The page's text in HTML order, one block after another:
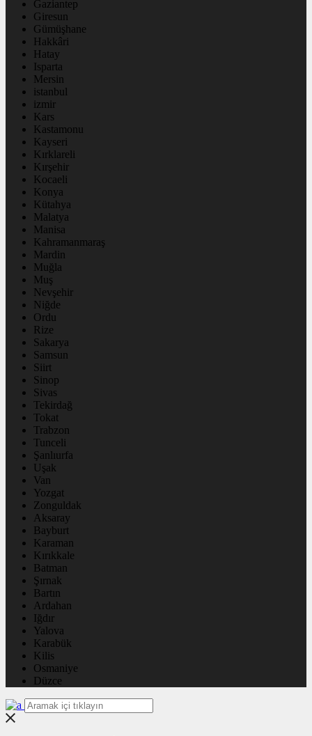
Gaziantep
Giresun
Gümüşhane
Hakkâri
Hatay
Isparta
Mersin
istanbul
izmir
Kars
Kastamonu
Kayseri
Kırklareli
Kırşehir
Kocaeli
Konya
Kütahya
Malatya
Manisa
Kahramanmaraş
Mardin
Muğla
Muş
Nevşehir
Niğde
Ordu
Rize
Sakarya
Samsun
Siirt
Sinop
Sivas
Tekirdağ
Tokat
Trabzon
Tunceli
Şanlıurfa
Uşak
Van
Yozgat
Zonguldak
Aksaray
Bayburt
Karaman
Kırıkkale
Batman
Şırnak
Bartın
Ardahan
Iğdır
Yalova
Karabük
Kilis
Osmaniye
Düzce